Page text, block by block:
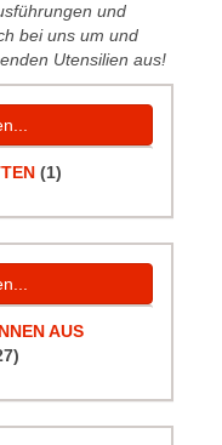
und
bei uns um und
Utensilien aus!
(1)
AUS